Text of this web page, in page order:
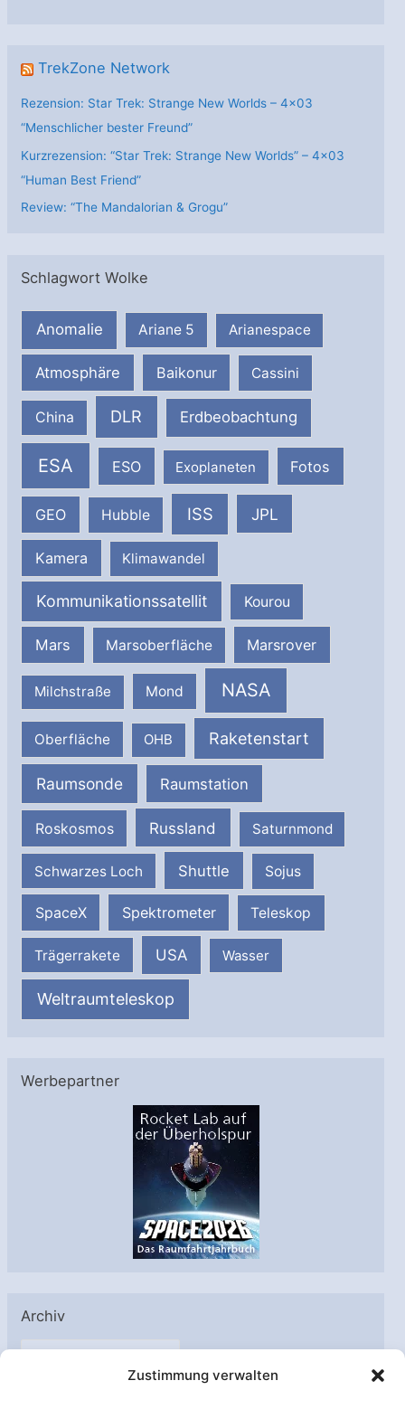
Zustimmung verwalten
TrekZone Network
Rezension: Star Trek: Strange New Worlds – 4×03
“Menschlicher bester Freund”
Kurzrezension: “Star Trek: Strange New Worlds” – 4×03
“Human Best Friend”
Review: “The Mandalorian & Grogu”
Schlagwort Wolke
Anomalie Ariane 5 Arianespace
Atmosphäre Baikonur Cassini
China DLR Erdbeobachtung
ESA ESO Exoplaneten Fotos
GEO Hubble ISS JPL
Kamera Klimawandel
Kommunikationssatellit Kourou
Mars Marsoberfläche Marsrover
Milchstraße Mond NASA
Oberfläche OHB Raketenstart
Raumsonde Raumstation
Roskosmos Russland Saturnmond
Schwarzes Loch Shuttle Sojus
SpaceX Spektrometer Teleskop
Trägerrakete USA Wasser
Weltraumteleskop
Werbepartner
Archiv
A